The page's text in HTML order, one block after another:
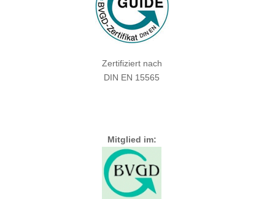
Zertifiziert nach
DIN EN 15565
Mitglied im: